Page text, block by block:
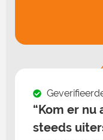
“Net ff
door kon.